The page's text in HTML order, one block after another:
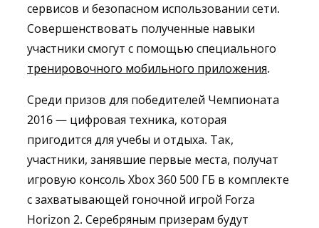
сервисов и безопасном использовании сети.
Совершенствовать полученные навыки
участники смогут с помощью специального
тренировочного мобильного приложения.
Среди призов для победителей Чемпионата
2016 — цифровая техника, которая
пригодится для учебы и отдыха. Так,
участники, занявшие первые места, получат
игровую консоль Xbox 360 500 ГБ в комплекте
с захватывающей гоночной игрой Forza
Horizon 2. Серебряным призерам будут